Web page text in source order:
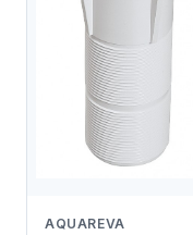
AQUAREVA